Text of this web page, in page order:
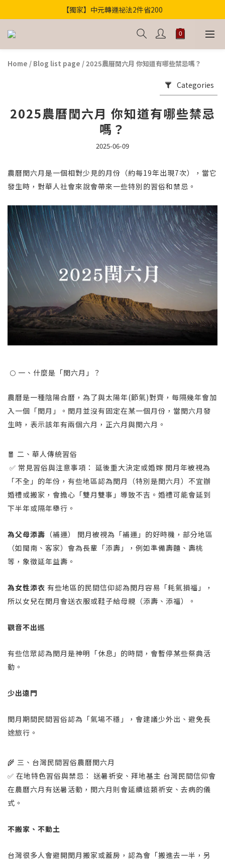
歡迎光臨！全店滿1000免運
【獨家】中元轉運祕法2件省200
歡迎光臨！全店滿1000免運
Home / Blog list page /2025農曆閏六月 你知道有哪些禁忌嗎？
Categories
2025農曆閏六月 你知道有哪些禁忌
嗎？
2025-06-09
農曆閏六月是一個相對少見的月份（約每19年出現7次），當它
發生時，對華人社會來說會帶來一些特別的習俗和禁忌。
🌕 一、什麼是「閏六月」？
農曆是一種陰陽合曆，為了與太陽年(節氣)對齊，每隔幾年會加
入一個「閏月」。閏月並沒有固定在某一個月份，當閏六月發
生時，表示該年有兩個六月，正六月與閏六月。
🧧 二、華人傳統習俗
✅ 常見習俗與注意事項： 延後重大決定或婚嫁 閏月年被視為
「不全」的年份，有些地區認為閏月（特別是閏六月）不宜辦
婚禮或搬家，會擔心「雙月雙事」導致不吉。婚禮可能會延到
下半年或隔年舉行。
為父母添壽 （補運） 閏月被視為「補運」的好時機，部分地區
（如閩南、客家）會為長輩「添壽」，例如準備壽麵、壽桃
等，象徵延年益壽。
為女性添衣 有些地區的民間信仰認為閏月容易「耗氣損福」，
所以女兒在閏月會送衣服或鞋子給母親（添壽、添福）。
觀音不出巡
有些信眾認為閏月是神明「休息」的時間，會暫停某些祭典活
動。
少出遠門
閏月期間民間習俗認為「氣場不穩」，會建議少外出、避免長
途旅行。
🌾 三、台灣民間習俗農曆閏六月
✅ 在地特色習俗與禁忌： 送暑祈安、拜地基主 台灣民間信仰會
在農曆六月有送暑活動，閏六月則會延續這類祈安、去病的儀
式。
不搬家、不動土
台灣很多人會避開閏月搬家或蓋房，認為會「搬進去一半，另